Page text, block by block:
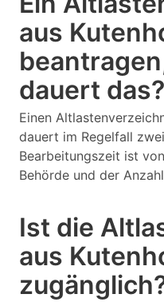
aus
dauert das?
Einen
dauert im Regelfall
Bearbeitungszeit ist
Behörde und der
Ist die
aus